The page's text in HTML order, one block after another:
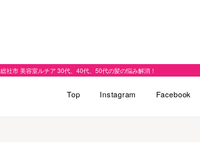
総社市 美容室ルチア 30代、40代、50代の髪の悩み解消！
Top Instagram Facebook